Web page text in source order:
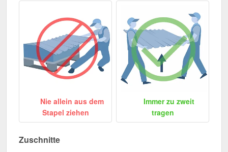
Nie allein aus dem
Stapel ziehen
Immer zu zweit
tragen
Zuschnitte